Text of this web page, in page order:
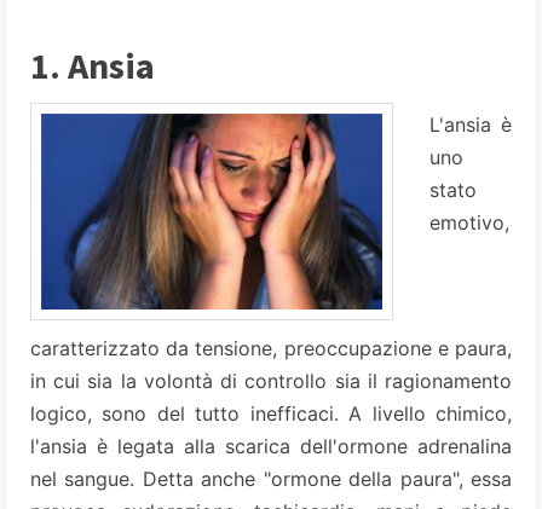
1. Ansia
L'ansia è
uno
stato
emotivo,
caratterizzato da tensione, preoccupazione e paura,
in cui sia la volontà di controllo sia il ragionamento
logico, sono del tutto inefficaci. A livello chimico,
l'ansia è legata alla scarica dell'ormone adrenalina
nel sangue. Detta anche "ormone della paura", essa